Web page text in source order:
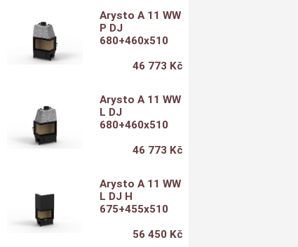
Arysto A 11 WW
P DJ
680+460x510
46 773 Kč
Arysto A 11 WW
L DJ
680+460x510
46 773 Kč
Arysto A 11 WW
L DJ H
675+455x510
56 450 Kč